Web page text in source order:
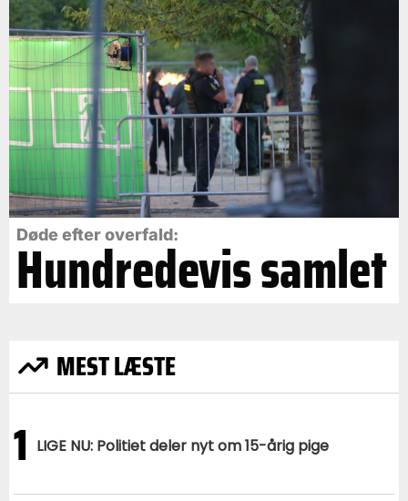
Døde efter overfald:
Hundredevis samlet
MEST LÆSTE
1 LIGE NU: Politiet deler nyt om 15-årig pige